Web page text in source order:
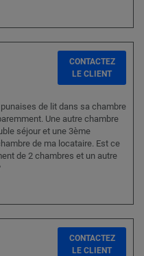
de lit dans sa chambre
Une autre chambre
séjour et une 3ème
de ma locataire. Est ce
de 2 chambres et un autre
CONTACTEZ
LE CLIENT
CONTACTEZ
LE CLIENT